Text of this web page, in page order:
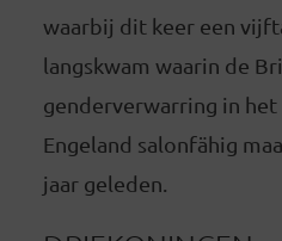
waarbij dit keer een
langskwam waarin de
genderverwarring in het
Engeland salonfähig
jaar geleden.